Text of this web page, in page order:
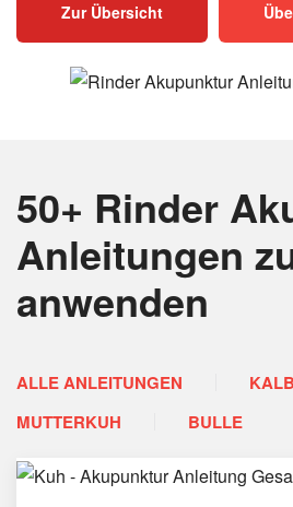
Zur Übersicht
50+ Rinder
Anleitungen
anwenden
ALLE ANLEITUNGEN KALB
MUTTERKUH
BULLE